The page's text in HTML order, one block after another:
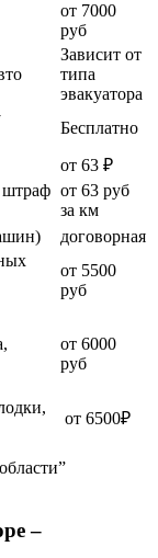
от 7000
руб
Зависит от
типа
эвакуатора
Бесплатно
от 63 ₽
штраф от 63 руб
за км
договорная
от 5500
руб
от 6000
руб
от 6500₽
–